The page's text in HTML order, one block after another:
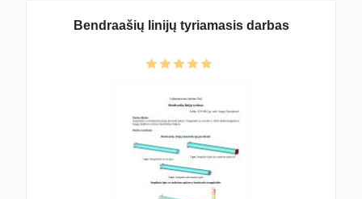
Bendraašių linijų tyriamasis darbas